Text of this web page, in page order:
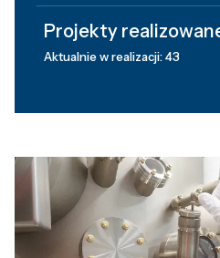
Projekty
Aktualnie w realizacji: 43